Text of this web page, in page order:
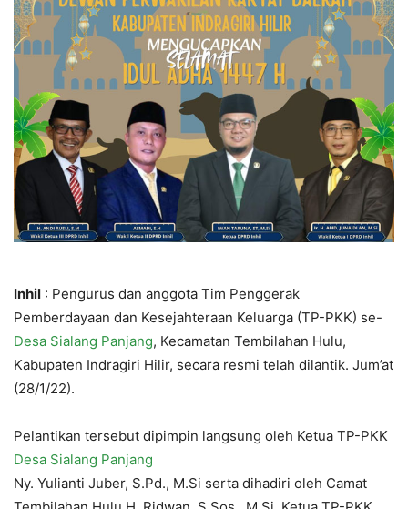
Inhil : Pengurus dan anggota Tim Penggerak
Pemberdayaan dan Kesejahteraan Keluarga (TP-PKK) se-
Desa Sialang Panjang, Kecamatan Tembilahan Hulu,
Kabupaten Indragiri Hilir, secara resmi telah dilantik. Jum’at
(28/1/22).
Pelantikan tersebut dipimpin langsung oleh Ketua TP-PKK
Desa Sialang Panjang
Ny. Yulianti Juber, S.Pd., M.Si serta dihadiri oleh Camat